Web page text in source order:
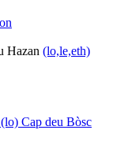
Hazan (lo,le,eth)
(lo) Cap deu Bòsc